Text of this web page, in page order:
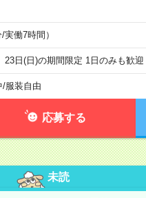
働7時間）
日(日)の期間限定 1日のみも歓迎
/服装自由
応募する
未読